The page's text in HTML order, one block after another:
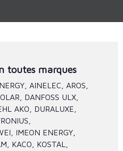
toutes marques
AINELEC, AROS,
DANFOSS ULX,
AKO, DURALUXE,
IMEON ENERGY,
KACO, KOSTAL,